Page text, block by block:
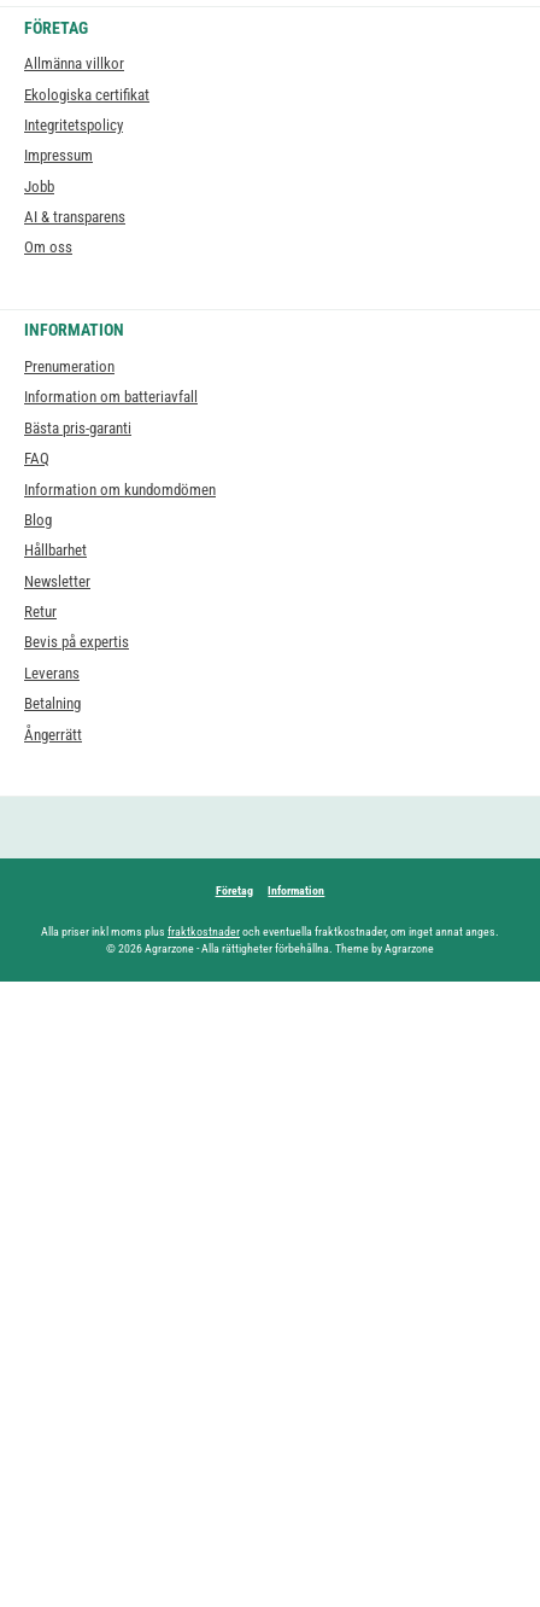
FÖRETAG
Allmänna villkor
Ekologiska certifikat
Integritetspolicy
Impressum
Jobb
AI & transparens
Om oss
INFORMATION
Prenumeration
Information om batteriavfall
Bästa pris-garanti
FAQ
Information om kundomdömen
Blog
Hållbarhet
Newsletter
Retur
Bevis på expertis
Leverans
Betalning
Ångerrätt
Företag Information
Alla priser inkl moms plus fraktkostnaderoch eventuella fraktkostnader, om inget annat anges.
© 2026 Agrarzone - Alla rättigheter förbehållna. Theme by Agrarzone